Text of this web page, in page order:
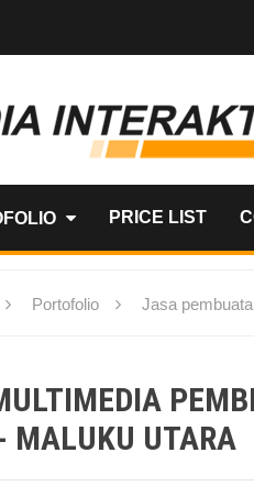
PRICE LIST
Portofolio Jasa
MALUKU UTARA